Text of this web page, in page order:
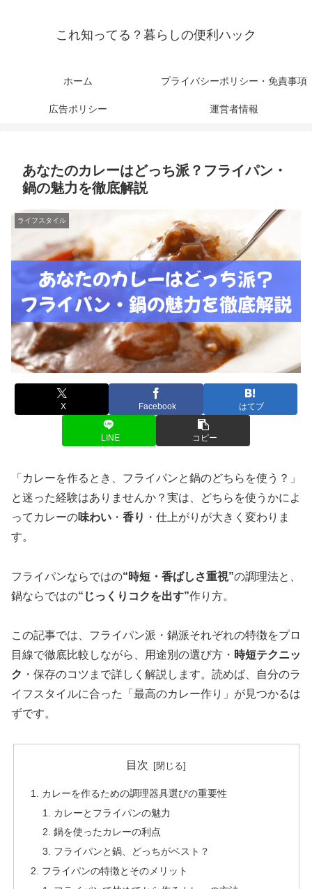
これ知ってる？暮らしの便利ハック
ホーム プライバシーポリシー・免責事項
広告ポリシー 運営者情報
あなたのカレーはどっち派？フライパン・
鍋の魅力を徹底解説
ライフスタイル
X Facebook はてブ
LINE コピー
「カレーを作るとき、フライパンと鍋のどちらを使う？」
と迷った経験はありませんか？実は、どちらを使うかによ
ってカレーの味わい ・ 香り ・仕上がりが大きく変わりま
す。
フライパンならではの“時短・香ばしさ重視”の調理法と、
鍋ならではの“じっくりコクを出す”作り方。
この記事では、フライパン派・鍋派それぞれの特徴をプロ
目線で徹底比較しながら、用途別の選び方・ 時短テクニッ
ク ・保存のコツまで詳しく解説します。読めば、自分のラ
イフスタイルに合った「最高のカレー作り」が見つかるは
ずです。
目次
カレーを作るための調理器具選びの重要性
カレーとフライパンの魅力
鍋を使ったカレーの利点
フライパンと鍋、どっちがベスト？
フライパンの特徴とそのメリット